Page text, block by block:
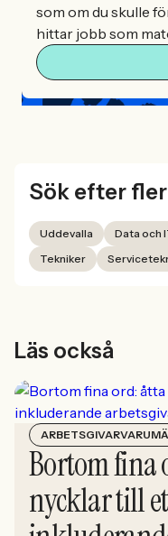
som om du skulle
hittar jobb som
Sök efter
Uddevalla Data och
Tekniker
Läs också
Bortom fina
nycklar till